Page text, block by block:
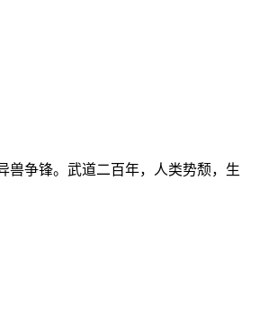
兽争锋。武道二百年，人类势颓，生